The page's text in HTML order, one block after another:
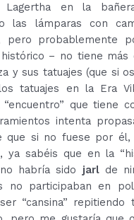
Lagertha en la
las lámparas con
pero probablemente
– no tiene más
y sus tatuajes (que si
tatuajes en la Era
que tiene
intenta
que si no fuese por
ya sabéis que en la
habría sido jarlde
no participaban en
“cansina”